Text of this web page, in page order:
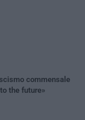
commensale
the future»